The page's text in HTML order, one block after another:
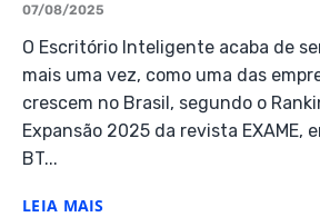
07/08/2025
O Escritório Inteligente acaba de
mais uma vez, como uma das
crescem no Brasil, segundo o
Expansão 2025 da revista EXAME,
BT...
LEIA MAIS